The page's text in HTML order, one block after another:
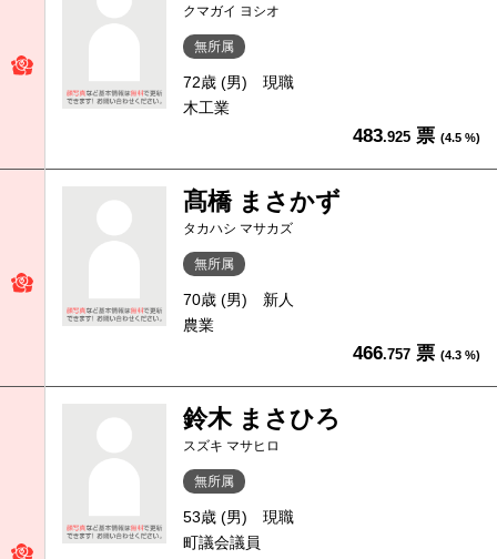
クマガイ ヨシオ
無所属
72歳 (男)
現職
木工業
483.925 票 (4.5 %)
髙橋 まさかず
タカハシ マサカズ
無所属
70歳 (男)
新人
農業
466.757 票 (4.3 %)
鈴木 まさひろ
スズキ マサヒロ
無所属
53歳 (男)
現職
町議会議員